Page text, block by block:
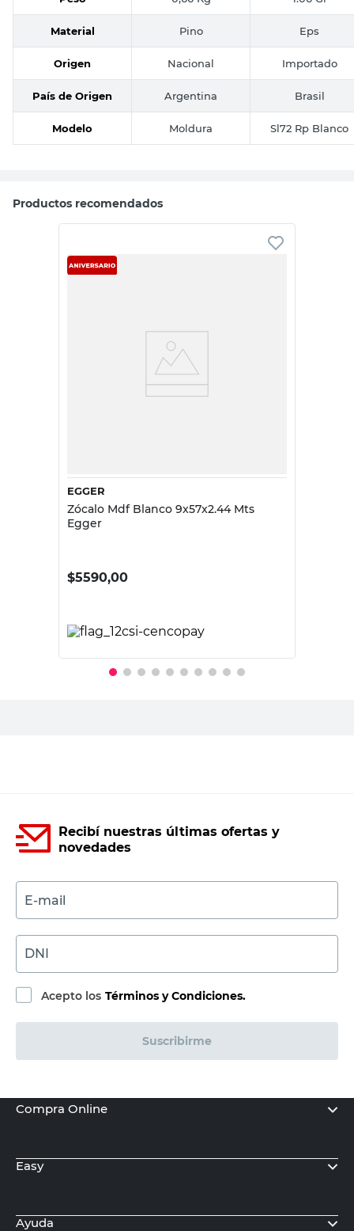
Material Pino Eps
Origen Nacional Importado
País de Origen Argentina Brasil
Modelo Moldura Sl72 Rp Blanco
Productos recomendados
EGGER
Zócalo Mdf Blanco 9x57x2.44 Mts
Egger
$5590,00
Recibí nuestras últimas ofertas y
novedades
E-mail
DNI
Acepto los Términos y Condiciones.
Suscribirme
Compra Online
Easy
Ayuda